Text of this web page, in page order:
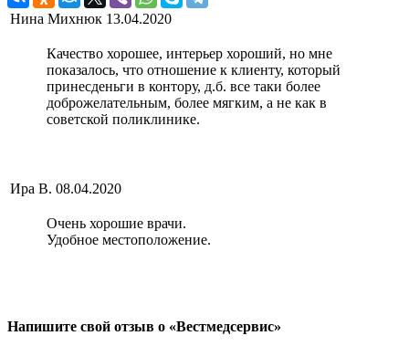
Нина Михнюк 13.04.2020
Качество хорошее, интерьер хороший, но мне
показалось, что отношение к клиенту, который
принесденьги в контору, д.б. все таки более
доброжелательным, более мягким, а не как в
советской поликлинике.
Ира В. 08.04.2020
Очень хорошие врачи.
Удобное местоположение.
Напишите свой отзыв о «Вестмедсервис»